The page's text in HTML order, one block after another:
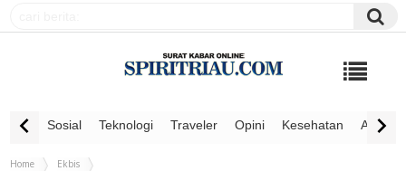
Sosial Teknologi Traveler Opini Kesehatan
Home
Ekbis